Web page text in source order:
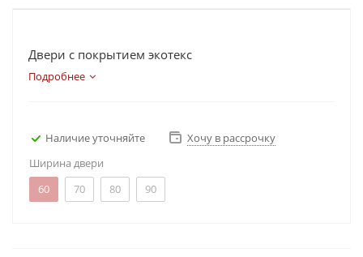
Двери с покрытием экотекс
Подробнее
Наличие уточняйте
Хочу в рассрочку
Ширина двери
60
70 80 90